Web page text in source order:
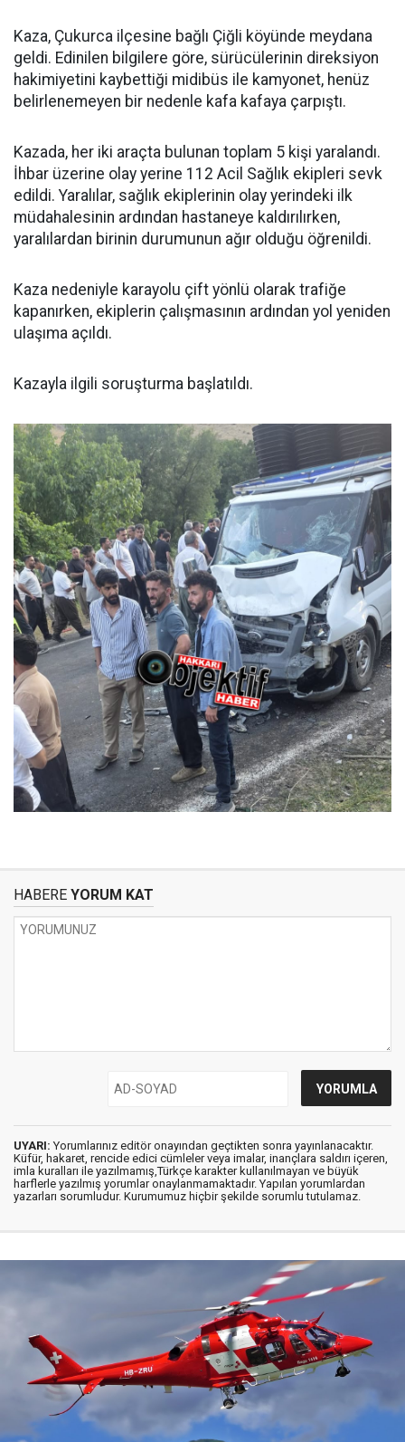
Kaza, Çukurca ilçesine bağlı Çiğli köyünde meydana
geldi. Edinilen bilgilere göre, sürücülerinin direksiyon
hakimiyetini kaybettiği midibüs ile kamyonet, henüz
belirlenemeyen bir nedenle kafa kafaya çarpıştı.
Kazada, her iki araçta bulunan toplam 5 kişi yaralandı.
İhbar üzerine olay yerine 112 Acil Sağlık ekipleri sevk
edildi. Yaralılar, sağlık ekiplerinin olay yerindeki ilk
müdahalesinin ardından hastaneye kaldırılırken,
yaralılardan birinin durumunun ağır olduğu öğrenildi.
Kaza nedeniyle karayolu çift yönlü olarak trafiğe
kapanırken, ekiplerin çalışmasının ardından yol yeniden
ulaşıma açıldı.
Kazayla ilgili soruşturma başlatıldı.
HABERE YORUM KAT
UYARI: Yorumlarınız editör onayından geçtikten sonra yayınlanacaktır.
Küfür, hakaret, rencide edici cümleler veya imalar, inançlara saldırı içeren,
imla kuralları ile yazılmamış,Türkçe karakter kullanılmayan ve büyük
harflerle yazılmış yorumlar onaylanmamaktadır. Yapılan yorumlardan
yazarları sorumludur. Kurumumuz hiçbir şekilde sorumlu tutulamaz.